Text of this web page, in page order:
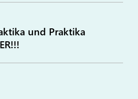
und Praktika